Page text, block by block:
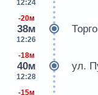
12:24
-20м
38м
12:26
-18м
40м
12:28
ул.
-15м